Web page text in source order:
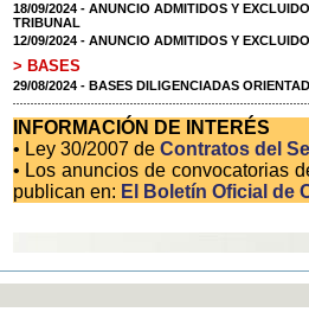
18/09/2024 - ANUNCIO ADMITIDOS Y
TRIBUNAL
12/09/2024 - ANUNCIO ADMITIDOS Y
> BASES
29/08/2024 - BASES DILIGENCIADAS
INFORMACIÓN DE INTERÉS
• Ley 30/2007 deContratos del
• Los anuncios de convocatorias
publican en: El Boletín Oficial de